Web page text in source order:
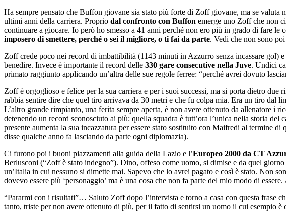
Ha sempre pensato che Buffon giovane sia stato più forte di Zoff giovane, ma se
ultimi anni della carriera. Proprio dal confronto con Buffon emerge uno Zoff che non
continuare a giocare. Io però ho smesso a 41 anni perché non ero più in grado di fare le
imposero di smettere, perché o sei il migliore, o ti fai da parte. Vedi che non sono
Zoff crede poco nei record di imbattibilità (1143 minuti in Azzurro senza incassare gol)
benedire. Invece è importante il record delle 330 gare consecutive nella Juve. Undici
primato raggiunto applicando un’altra delle sue regole ferree: “perché avrei dovuto
Zoff è orgoglioso e felice per la sua carriera e per i suoi successi, ma si porta dietro due
rabbia sentire dire che quel tiro arrivava da 30 metri e che fu colpa mia. Era un tiro dal
L’altro grande rimpianto, una ferita sempre aperta, è non avere ottenuto da allenatore i
detenendo un record sconosciuto ai più: quella squadra è tutt’ora l’unica nella storia
presente aumenta la sua incazzatura per essere stato sostituito con Maifredi al termine
disse qualche anno fa lasciando da parte ogni diplomazia).
Ci furono poi i buoni piazzamenti alla guida della Lazio e l’Europeo 2000 da CT
Berlusconi (“Zoff è stato indegno”). Dino, offeso come uomo, si dimise e da quel
un’Italia in cui nessuno si dimette mai. Sapevo che lo avrei pagato e così è stato. Non
dovevo essere più ‘personaggio’ ma è una cosa che non fa parte del mio modo di
“Pararmi con i risultati”… Saluto Zoff dopo l’intervista e torno a casa con questa frase
tanto, triste per non avere ottenuto di più, per il fatto di sentirsi un uomo il cui esempio